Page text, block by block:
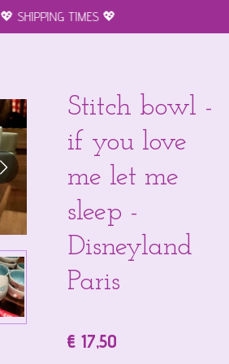
💖 SHIPPING TIMES 💖
Stitch bowl -
if you love
me let me
sleep -
Disneyland
Paris
€ 17,50